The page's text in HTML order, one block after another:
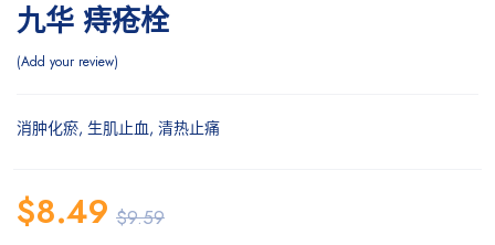
九华 痔疮栓
Add your review
消肿化瘀, 生肌止血, 清热止痛
$9.59
$8.49